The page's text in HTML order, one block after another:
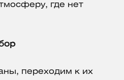
где нет
переходим к их